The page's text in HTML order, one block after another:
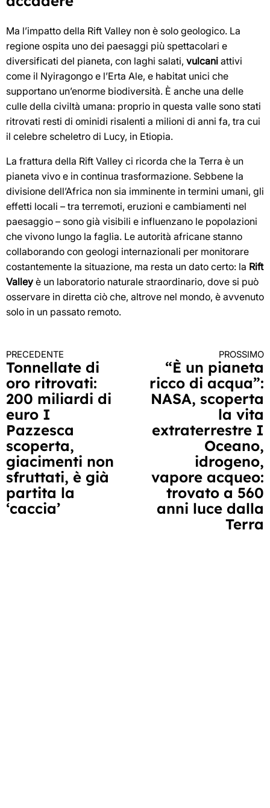
Ma l’impatto della Rift Valley non è solo geologico. La
regione ospita uno dei paesaggi più spettacolari e
diversificati del pianeta, con laghi salati, vulcani attivi
come il Nyiragongo e l’Erta Ale, e habitat unici che
supportano un’enorme biodiversità. È anche una delle
culle della civiltà umana: proprio in questa valle sono stati
ritrovati resti di ominidi risalenti a milioni di anni fa, tra cui
il celebre scheletro di Lucy, in Etiopia.
La frattura della Rift Valley ci ricorda che la Terra è un
pianeta vivo e in continua trasformazione. Sebbene la
divisione dell’Africa non sia imminente in termini umani, gli
effetti locali – tra terremoti, eruzioni e cambiamenti nel
paesaggio – sono già visibili e influenzano le popolazioni
che vivono lungo la faglia. Le autorità africane stanno
collaborando con geologi internazionali per monitorare
costantemente la situazione, ma resta un dato certo: la Rift
Valley è un laboratorio naturale straordinario, dove si può
osservare in diretta ciò che, altrove nel mondo, è avvenuto
solo in un passato remoto.
Continua
a
leggere
PRECEDENTE
Tonnellate di
oro ritrovati:
200 miliardi di
euro I
Pazzesca
scoperta,
giacimenti non
sfruttati, è già
partita la
‘caccia’
PROSSIMO
“È un pianeta
ricco di acqua”:
NASA, scoperta
la vita
extraterrestre I
Oceano,
idrogeno,
vapore acqueo:
trovato a 560
anni luce dalla
Terra